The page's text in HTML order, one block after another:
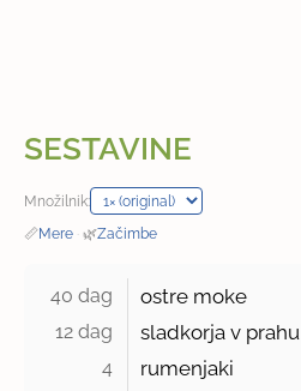
SESTAVINE
Množilnik:
📏Mere · 🌿Začimbe
40 dag ostre moke
12 dag sladkorja v prahu
4 rumenjaki